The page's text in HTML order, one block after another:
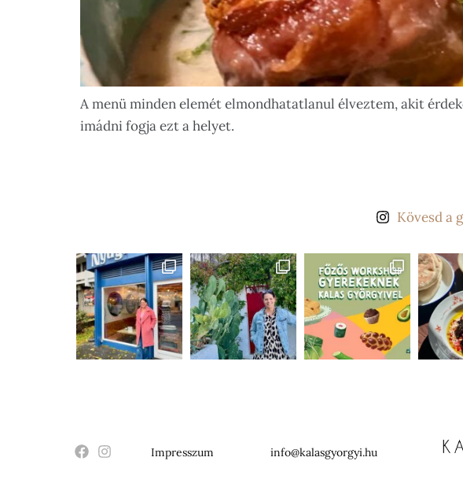
A menü minden elemét elmondhatatlanul élveztem, akit
imádni fogja ezt a helyet.
Kövesd a
Impresszum info@kalasgyorgyi.hu